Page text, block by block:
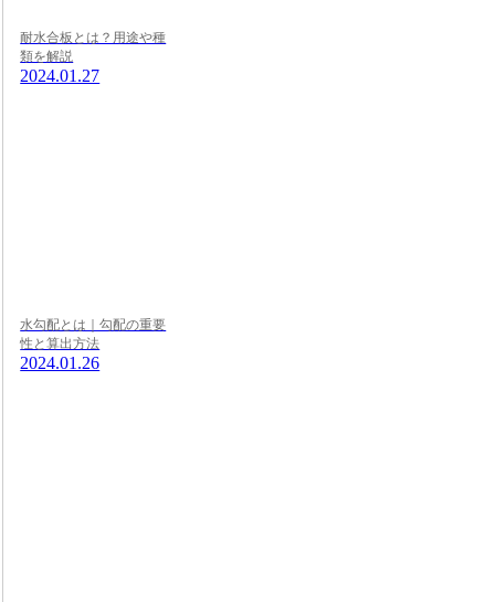
耐水合板とは？用途や種
類を解説
2024.01.27
水勾配とは｜勾配の重要
性と算出方法
2024.01.26